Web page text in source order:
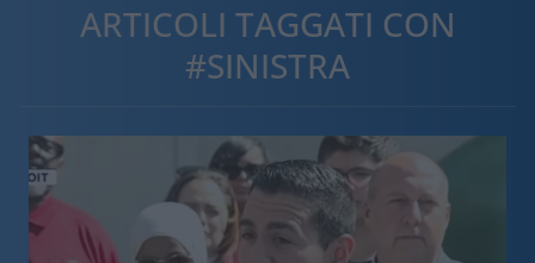
ARTICOLI TAGGATI CON
#SINISTRA